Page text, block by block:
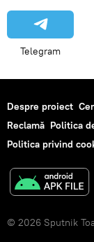
Telegram
Despre proiect
Reclamă Politica
Politica privind
© 2026 Sputnik